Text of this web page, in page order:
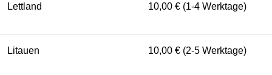
Lettland 10,00 € (1-4 Werktage)
Litauen 10,00 € (2-5 Werktage)